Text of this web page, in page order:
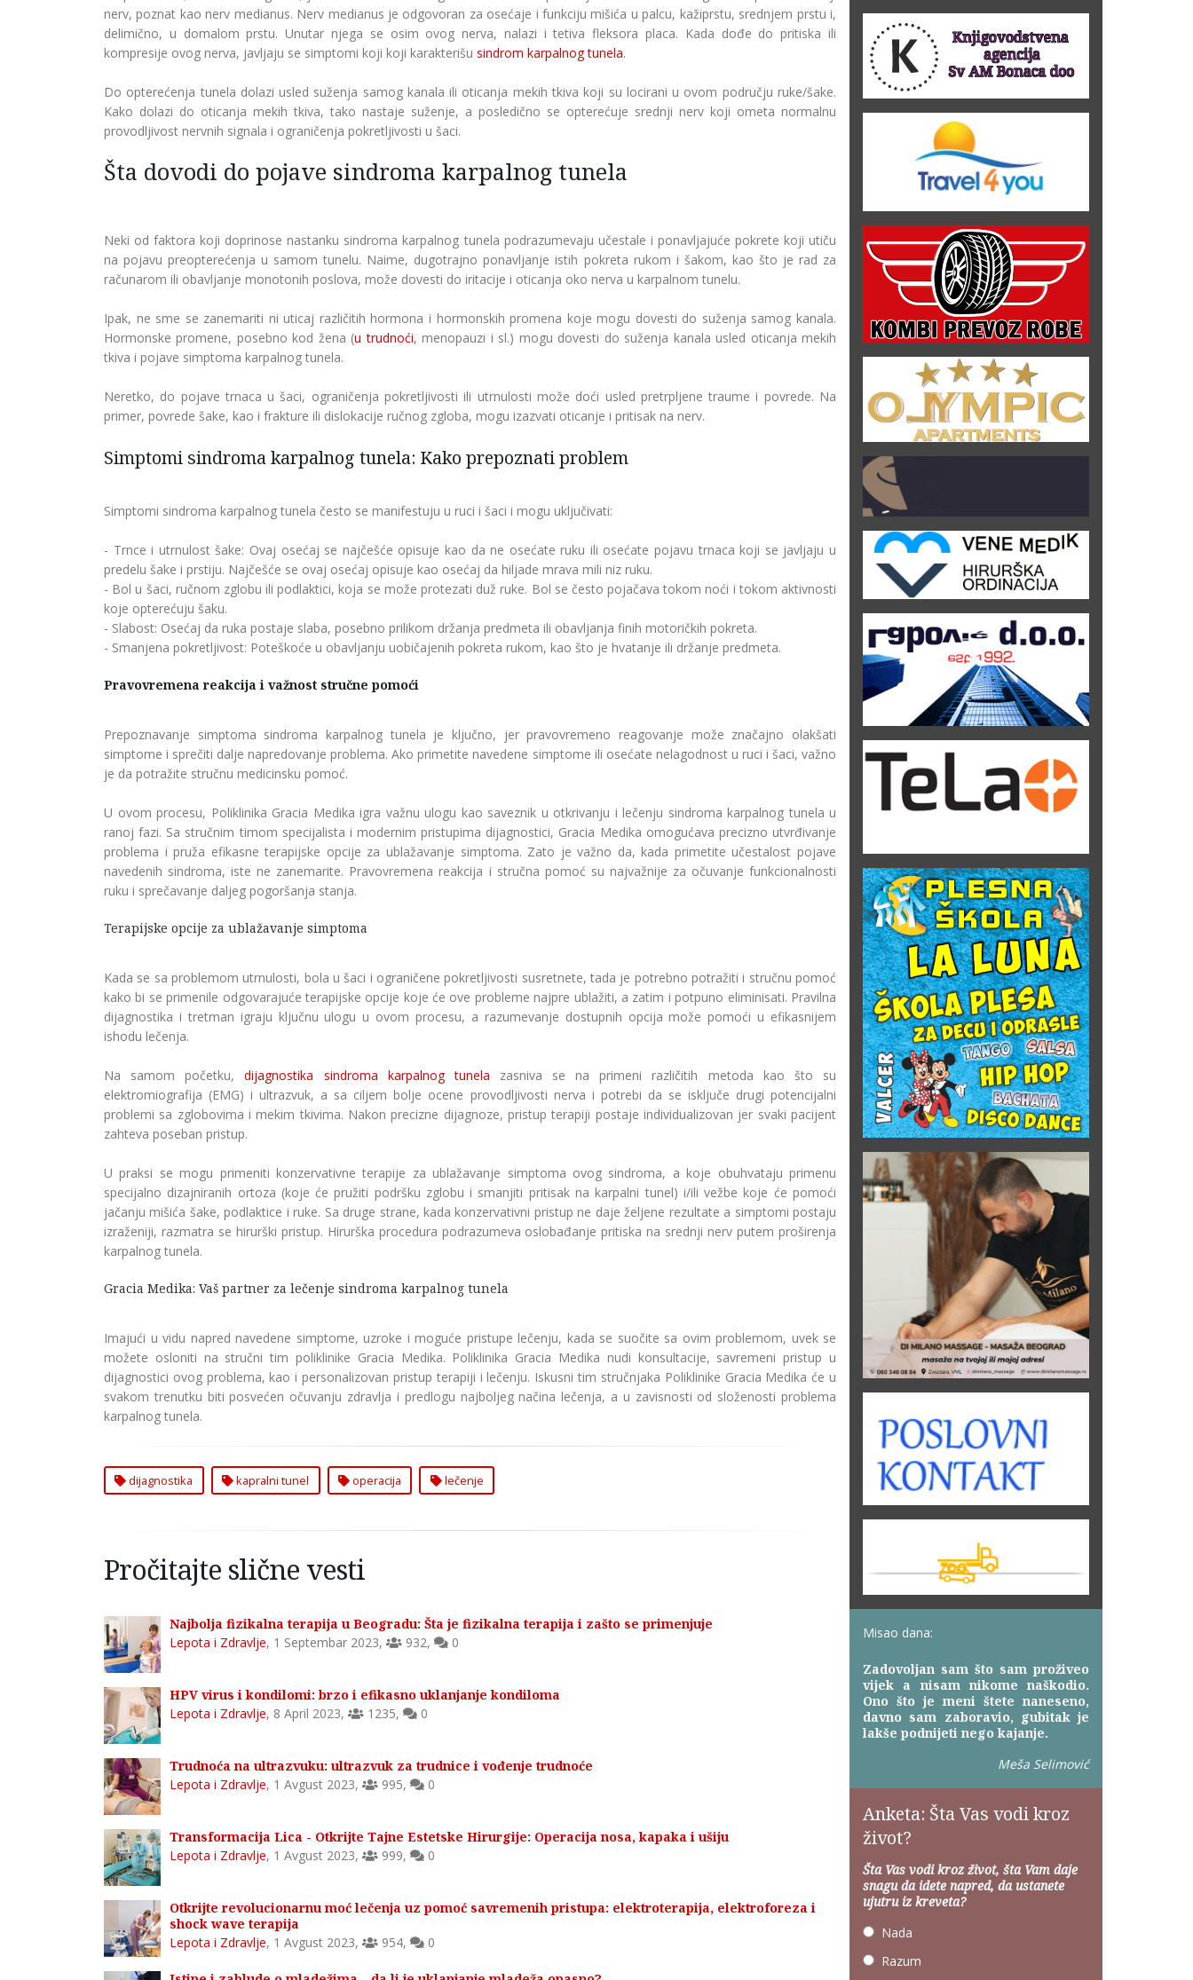
nerv, poznat kao nerv medianus. Nerv medianus je odgovoran za osećaje i funkciju mišića u palcu, kažiprstu, srednjem prstu i,
delimično, u domalom prstu. Unutar njega se osim ovog nerva, nalazi i tetiva fleksora placa. Kada dođe do pritiska ili
kompresije ovog nerva, javljaju se simptomi koji koji karakterišu sindrom karpalnog tunela.
Do opterećenja tunela dolazi usled suženja samog kanala ili oticanja mekih tkiva koji su locirani u ovom području ruke/šake.
Kako dolazi do oticanja mekih tkiva, tako nastaje suženje, a posledično se opterećuje srednji nerv koji ometa normalnu
provodljivost nervnih signala i ograničenja pokretljivosti u šaci.
Šta dovodi do pojave sindroma karpalnog tunela
Neki od faktora koji doprinose nastanku sindroma karpalnog tunela podrazumevaju učestale i ponavljajuće pokrete koji utiču
na pojavu preopterećenja u samom tunelu. Naime, dugotrajno ponavljanje istih pokreta rukom i šakom, kao što je rad za
računarom ili obavljanje monotonih poslova, može dovesti do iritacije i oticanja oko nerva u karpalnom tunelu.
Ipak, ne sme se zanemariti ni uticaj različitih hormona i hormonskih promena koje mogu dovesti do suženja samog kanala.
Hormonske promene, posebno kod žena (u trudnoći, menopauzi i sl.) mogu dovesti do suženja kanala usled oticanja mekih
tkiva i pojave simptoma karpalnog tunela.
Neretko, do pojave trnaca u šaci, ograničenja pokretljivosti ili utrnulosti može doći usled pretrpljene traume i povrede. Na
primer, povrede šake, kao i frakture ili dislokacije ručnog zgloba, mogu izazvati oticanje i pritisak na nerv.
Simptomi sindroma karpalnog tunela: Kako prepoznati problem
Simptomi sindroma karpalnog tunela često se manifestuju u ruci i šaci i mogu uključivati:
- Trnce i utrnulost šake: Ovaj osećaj se najčešće opisuje kao da ne osećate ruku ili osećate pojavu trnaca koji se javljaju u
predelu šake i prstiju. Najčešće se ovaj osećaj opisuje kao osećaj da hiljade mrava mili niz ruku.
- Bol u šaci, ručnom zglobu ili podlaktici, koja se može protezati duž ruke. Bol se često pojačava tokom noći i tokom aktivnosti
koje opterećuju šaku.
- Slabost: Osećaj da ruka postaje slaba, posebno prilikom držanja predmeta ili obavljanja finih motoričkih pokreta.
- Smanjena pokretljivost: Poteškoće u obavljanju uobičajenih pokreta rukom, kao što je hvatanje ili držanje predmeta.
Pravovremena reakcija i važnost stručne pomoći
Prepoznavanje simptoma sindroma karpalnog tunela je ključno, jer pravovremeno reagovanje može značajno olakšati
simptome i sprečiti dalje napredovanje problema. Ako primetite navedene simptome ili osećate nelagodnost u ruci i šaci, važno
je da potražite stručnu medicinsku pomoć.
U ovom procesu, Poliklinika Gracia Medika igra važnu ulogu kao saveznik u otkrivanju i lečenju sindroma karpalnog tunela u
ranoj fazi. Sa stručnim timom specijalista i modernim pristupima dijagnostici, Gracia Medika omogućava precizno utvrđivanje
problema i pruža efikasne terapijske opcije za ublažavanje simptoma. Zato je važno da, kada primetite učestalost pojave
navedenih sindroma, iste ne zanemarite. Pravovremena reakcija i stručna pomoć su najvažnije za očuvanje funkcionalnosti
ruku i sprečavanje daljeg pogoršanja stanja.
Terapijske opcije za ublažavanje simptoma
Kada se sa problemom utrnulosti, bola u šaci i ograničene pokretljivosti susretnete, tada je potrebno potražiti i stručnu pomoć
kako bi se primenile odgovarajuće terapijske opcije koje će ove probleme najpre ublažiti, a zatim i potpuno eliminisati. Pravilna
dijagnostika i tretman igraju ključnu ulogu u ovom procesu, a razumevanje dostupnih opcija može pomoći u efikasnijem
ishodu lečenja.
Na samom početku,dijagnostika sindroma karpalnog tunela zasniva se na primeni različitih metoda kao što su
elektromiografija (EMG) i ultrazvuk, a sa ciljem bolje ocene provodljivosti nerva i potrebi da se isključe drugi potencijalni
problemi sa zglobovima i mekim tkivima. Nakon precizne dijagnoze, pristup terapiji postaje individualizovan jer svaki pacijent
zahteva poseban pristup.
U praksi se mogu primeniti konzervativne terapije za ublažavanje simptoma ovog sindroma, a koje obuhvataju primenu
specijalno dizajniranih ortoza (koje će pružiti podršku zglobu i smanjiti pritisak na karpalni tunel) i/ili vežbe koje će pomoći
jačanju mišića šake, podlaktice i ruke. Sa druge strane, kada konzervativni pristup ne daje željene rezultate a simptomi postaju
izraženiji, razmatra se hirurški pristup. Hirurška procedura podrazumeva oslobađanje pritiska na srednji nerv putem proširenja
karpalnog tunela.
Gracia Medika: Vaš partner za lečenje sindroma karpalnog tunela
Imajući u vidu napred navedene simptome, uzroke i moguće pristupe lečenju, kada se suočite sa ovim problemom, uvek se
možete osloniti na stručni tim poliklinike Gracia Medika. Poliklinika Gracia Medika nudi konsultacije, savremeni pristup u
dijagnostici ovog problema, kao i personalizovan pristup terapiji i lečenju. Iskusni tim stručnjaka Poliklinike Gracia Medika će u
svakom trenutku biti posvećen očuvanju zdravlja i predlogu najboljeg načina lečenja, a u zavisnosti od složenosti problema
karpalnog tunela.
dijagnostika kapralni tunel operacija lečenje
Pročitajte slične vesti
Najbolja fizikalna terapija u Beogradu: Šta je fizikalna terapija i zašto se primenjuje
Lepota i Zdravlje, 1 Septembar 2023, 932, 0
HPV virus i kondilomi: brzo i efikasno uklanjanje kondiloma
Lepota i Zdravlje, 8 April 2023, 1235, 0
Trudnoća na ultrazvuku: ultrazvuk za trudnice i vođenje trudnoće
Lepota i Zdravlje, 1 Avgust 2023, 995, 0
Transformacija Lica - Otkrijte Tajne Estetske Hirurgije: Operacija nosa, kapaka i ušiju
Lepota i Zdravlje, 1 Avgust 2023, 999, 0
Otkrijte revolucionarnu moć lečenja uz pomoć savremenih pristupa: elektroterapija, elektroforeza i
shock wave terapija
Lepota i Zdravlje, 1 Avgust 2023, 954, 0
Misao dana:
Zadovoljan sam što sam proživeo
vijek a nisam nikome naškodio.
Ono što je meni štete naneseno,
davno sam zaboravio, gubitak je
lakše podnijeti nego kajanje.
Meša Selimović
Anketa: Šta Vas vodi kroz
život?
Šta Vas vodi kroz život, šta Vam daje
snagu da idete napred, da ustanete
ujutru iz kreveta?
Nada
Razum